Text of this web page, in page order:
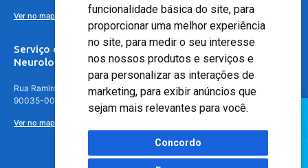
funcionalidade básica do site, para
proporcionar uma melhor experiência
no site, para medir o seu interesse
nos nossos produtos e serviços e
para personalizar as interações de
marketing, para exibir anúncios que
sejam mais relevantes para você.
Concordo
Ver no mapa
Serviço de
Neurologia
Rua Ramiro Barcelos, 630 – 5º andar – Floresta, Porto Alegre – RS,
90035-001
Ver no mapa